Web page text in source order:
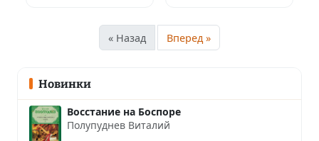
« Назад Вперед »
Новинки
Восстание на Боспоре
Полупуднев Виталий